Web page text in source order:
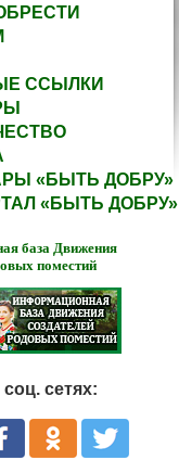
ССЫЛКИ
«БЫТЬ ДОБРУ»
«БЫТЬ ДОБРУ»
база Движения
поместий
сетях: